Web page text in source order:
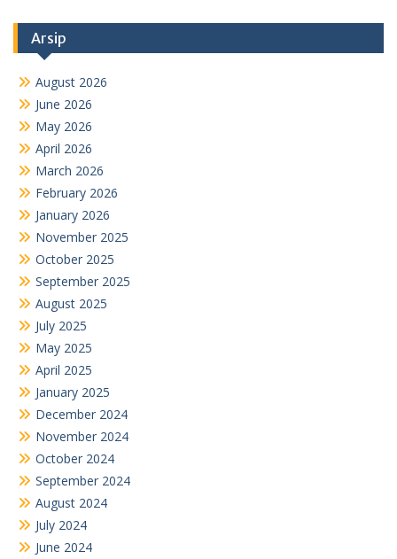
Arsip
August 2026
June 2026
May 2026
April 2026
March 2026
February 2026
January 2026
November 2025
October 2025
September 2025
August 2025
July 2025
May 2025
April 2025
January 2025
December 2024
November 2024
October 2024
September 2024
August 2024
July 2024
June 2024